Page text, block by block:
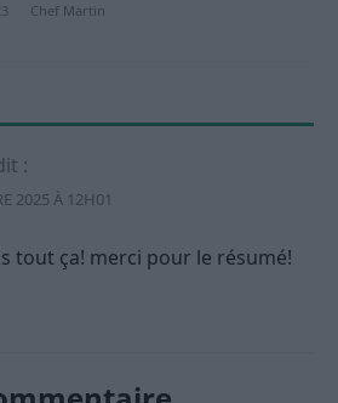
Chef Martin
:
2025 À 12H01
tout ça! merci pour le résumé!